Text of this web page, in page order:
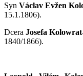
Syn Václav Evžen
15.1.1806).
Dcera Josefa
1840/1866).